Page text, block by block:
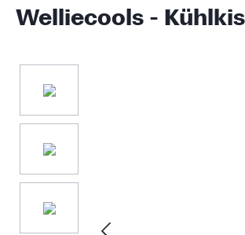
Welliecools -